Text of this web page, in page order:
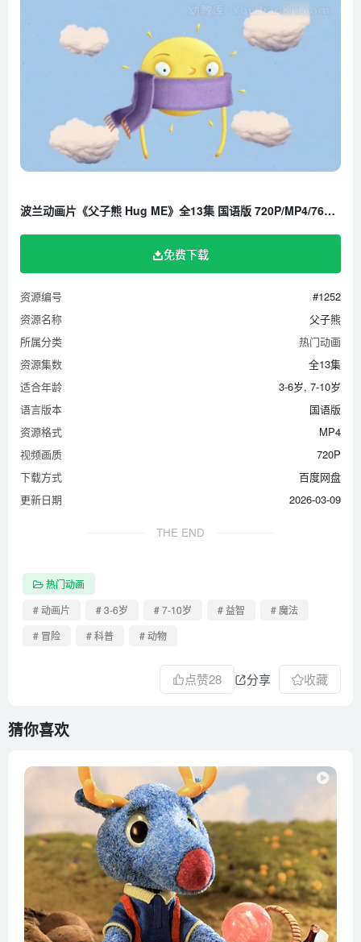
波兰动画片《父子熊 Hug ME》全13集 国语版 720P/MP4/764M 百度云网盘下载
免费下载
资源编号
#1252
资源名称
父子熊
所属分类
热门动画
资源集数
全13集
适合年龄
3-6岁, 7-10岁
语言版本
国语版
资源格式
MP4
视频画质
720P
下载方式
百度网盘
更新日期
2026-03-09
THE END
热门动画
# 动画片
# 3-6岁 # 7-10岁 # 益智
# 魔法
# 冒险
# 科普 # 动物
点赞28 分享 收藏
猜你喜欢